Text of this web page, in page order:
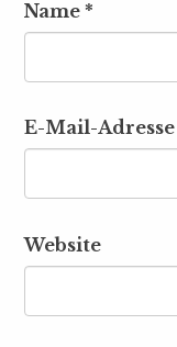
Name *
E-Mail-Adresse
Website